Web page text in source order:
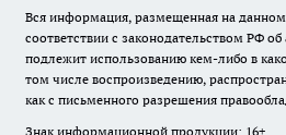
Вся информация, размещенная на данном
соответствии с законодательством РФ
подлежит использованию кем-либо в
том числе воспроизведению,
как с письменного разрешения
Знак информационной продукции: 16+.